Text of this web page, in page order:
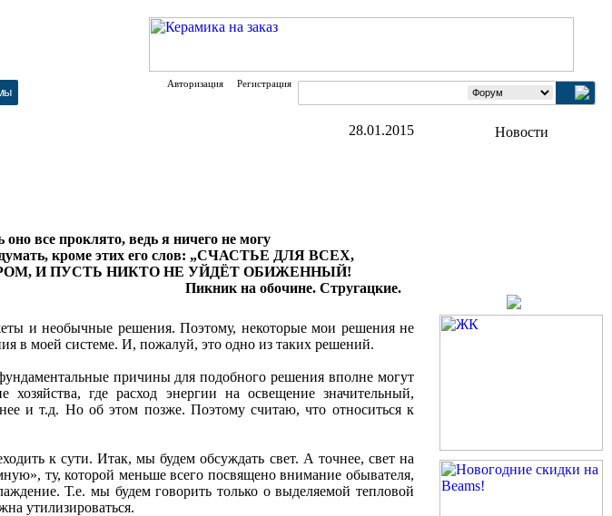
Авторизация Регистрация
28.01.2015
оно все проклято, ведь я ничего не могу
кроме этих его слов: „СЧАСТЬЕ ДЛЯ ВСЕХ,
И ПУСТЬ НИКТО НЕ УЙДЁТ ОБИЖЕННЫЙ!
Пикник на обочине. Стругацкие.
и необычные решения. Поэтому, некоторые мои решения не
в моей системе. И, пожалуй, это одно из таких решений.
причины для подобного решения вполне могут
где расход энергии на освещение значительный,
и т.д. Но об этом позже. Поэтому считаю, что относиться к
к сути. Итак, мы будем обсуждать свет. А точнее, свет на
ту, которой меньше всего посвящено внимание обывателя,
Т.е. мы будем говорить только о выделяемой тепловой
утилизироваться.